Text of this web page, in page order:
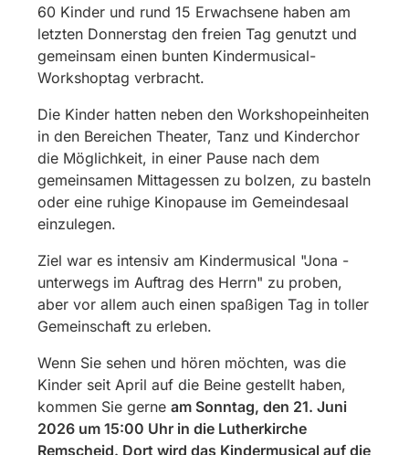
60 Kinder und rund 15 Erwachsene haben am
letzten Donnerstag den freien Tag genutzt und
gemeinsam einen bunten Kindermusical-
Workshoptag verbracht.
Die Kinder hatten neben den Workshopeinheiten
in den Bereichen Theater, Tanz und Kinderchor
die Möglichkeit, in einer Pause nach dem
gemeinsamen Mittagessen zu bolzen, zu basteln
oder eine ruhige Kinopause im Gemeindesaal
einzulegen.
Ziel war es intensiv am Kindermusical "Jona -
unterwegs im Auftrag des Herrn" zu proben,
aber vor allem auch einen spaßigen Tag in toller
Gemeinschaft zu erleben.
Wenn Sie sehen und hören möchten, was die
Kinder seit April auf die Beine gestellt haben,
kommen Sie gerne am Sonntag, den 21. Juni
2026 um 15:00 Uhr in die Lutherkirche
Remscheid. Dort wird das Kindermusical auf die